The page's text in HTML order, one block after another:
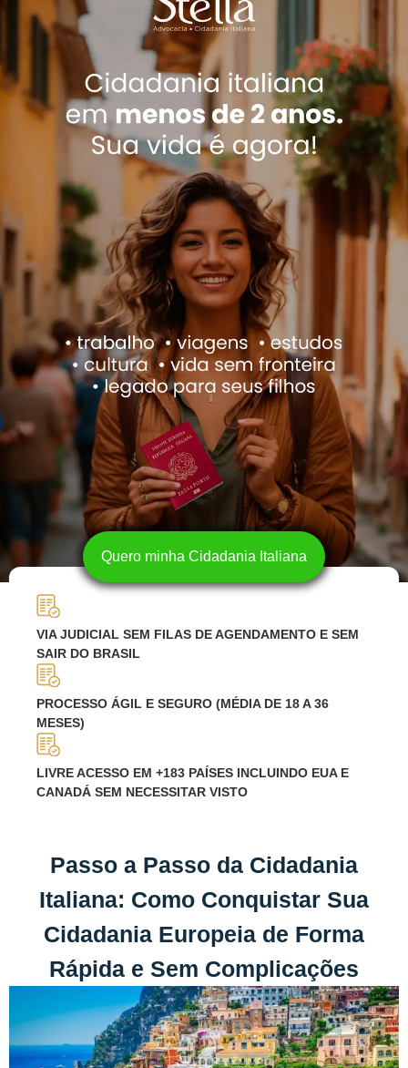
Quero minha Cidadania Italiana
VIA JUDICIAL SEM FILAS DE AGENDAMENTO E SEM
SAIR DO BRASIL
PROCESSO ÁGIL E SEGURO (MÉDIA DE 18 A 36
MESES)
LIVRE ACESSO EM +183 PAÍSES INCLUINDO EUA E
CANADÁ SEM NECESSITAR VISTO
Passo a Passo da Cidadania
Italiana: Como Conquistar Sua
Cidadania Europeia de Forma
Rápida e Sem Complicações